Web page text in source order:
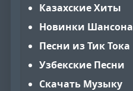
Казахские Хиты
Новинки Шансона
Песни из Тик Тока
Узбекские Песни
Скачать Музыку